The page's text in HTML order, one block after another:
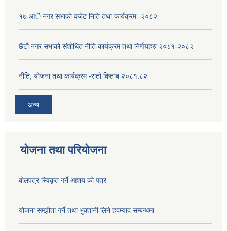
१७ आै नगर सभाकाे वजेट निति तथा कार्यक्रम -२०८२
छैटौ नगर सभाको संशोधित नीति कार्यक्रम तथा निर्णयहरु २०८१-२०८२
नीति, योजना तथा कार्यक्रम -रातो किताब २०८१.८२
अन्य
योजना तथा परियोजना
बोलपत्र स्विकृत गर्ने आशय को पत्र
योजना सम्झौता गर्ने तथा भुक्तानी लिने हदम्याद सम्बन्धमा